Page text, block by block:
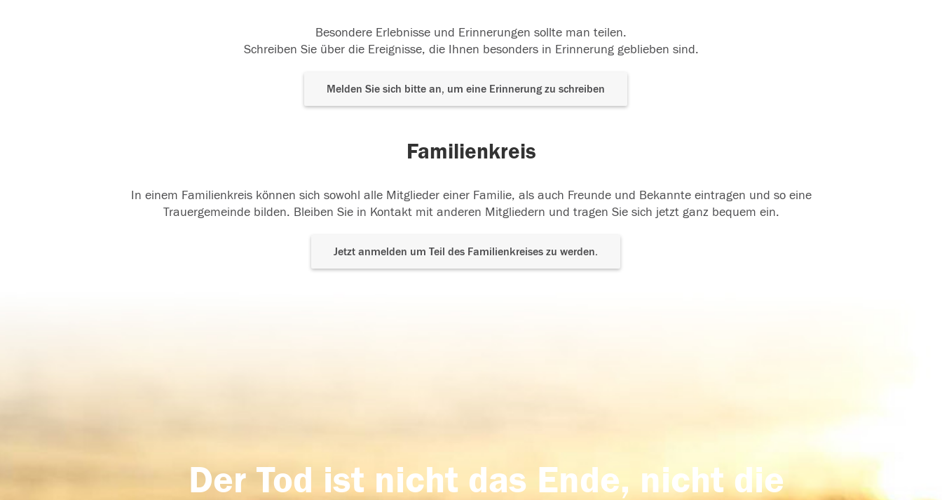
Besondere Erlebnisse und Erinnerungen sollte man teilen.
Schreiben Sie über die Ereignisse, die Ihnen besonders in Erinnerung geblieben sind.
Melden Sie sich bitte an, um eine Erinnerung zu schreiben
Familienkreis
In einem Familienkreis können sich sowohl alle Mitglieder einer Familie, als auch Freunde und Bekannte eintragen und so eine
Trauergemeinde bilden. Bleiben Sie in Kontakt mit anderen Mitgliedern und tragen Sie sich jetzt ganz bequem ein.
Jetzt anmelden um Teil des Familienkreises zu werden.
Der Tod ist nicht das Ende, nicht die